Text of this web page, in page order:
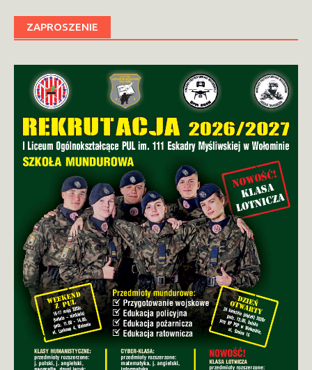
ZAPROSZENIE